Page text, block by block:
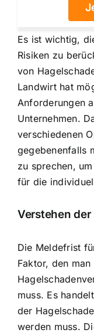
Es ist wichtig,
Risiken zu
von
Landwirt hat
Anforderungen
Unternehmen.
verschiedenen
gegebenenfalls
zu sprechen,
für die
Verstehen
Die Meldefrist
Faktor, den man
muss. Es
der
werden muss.